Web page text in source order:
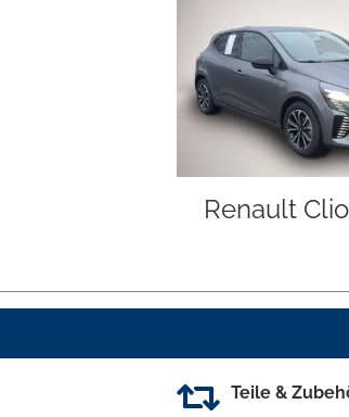
Renault Clio
Teile &